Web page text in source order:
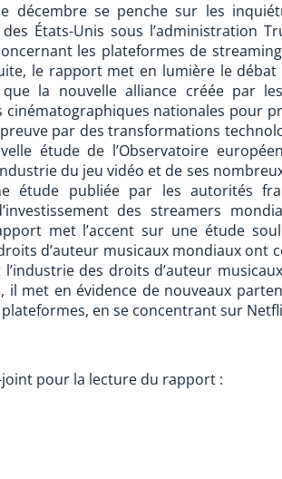
décembre se penche sur les
États-Unis sous l’administration
les plateformes de
le rapport met en lumière le
la nouvelle alliance créée par
cinématographiques nationales pour
par des transformations
étude de l’Observatoire
du jeu vidéo et de ses
étude publiée par les autorités
des streamers
met l’accent sur une étude
d’auteur musicaux mondiaux ont
des droits d’auteur
il met en évidence de nouveaux
en se concentrant sur
joint pour la lecture du rapport :